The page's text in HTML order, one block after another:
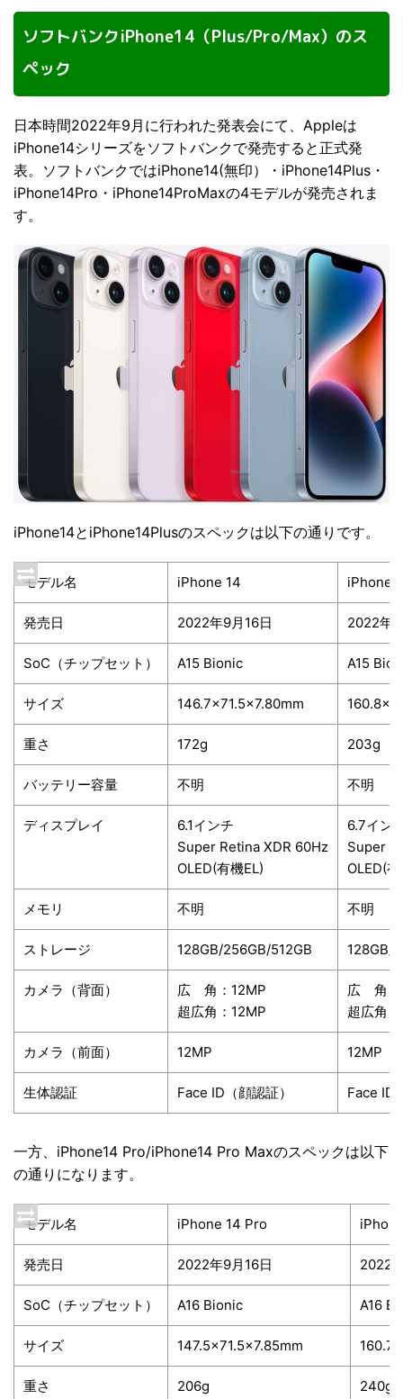
ソフトバンクiPhone14（Plus/Pro/Max）のス
ペック
日本時間2022年9月に行われた発表会にて、Appleは
iPhone14シリーズをソフトバンクで発売すると正式発
表。ソフトバンクではiPhone14(無印）・iPhone14Plus・
iPhone14Pro・iPhone14ProMaxの4モデルが発売されま
す。
iPhone14とiPhone14Plusのスペックは以下の通りです。
モデル名 iPhone 14 iPhone
発売日 2022年9月16日 2022年
SoC （チップセット） A15 Bionic A15
サイズ 146.7×71.5×7.80mm
重さ 172g 203g
バッテリー容量 不明 不明
ディスプレイ 6.1インチ
Super Retina XDR 60Hz
OLED(有機EL)
6.7イン
Super
OLED(
メモリ 不明 不明
ストレージ 128GB/256GB/512GB 128GB/
カメラ （背面） 広 角：12MP
超広角： 12MP
広 角：
超広角：
カメラ （前面） 12MP 12MP
生体認証 Face ID （顔認証） Face ID
一方、iPhone14 Pro/iPhone14 Pro Maxのスペックは以下
の通りになります。
モデル名 iPhone 14 Pro
発売日 2022年9月16日 2022
SoC （チップセット） A16 Bionic A16
サイズ 147.5×71.5×7.85mm
重さ 206g 240g